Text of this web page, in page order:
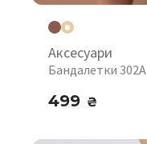
Аксесуари
Бандалетки 302A
499 ₴